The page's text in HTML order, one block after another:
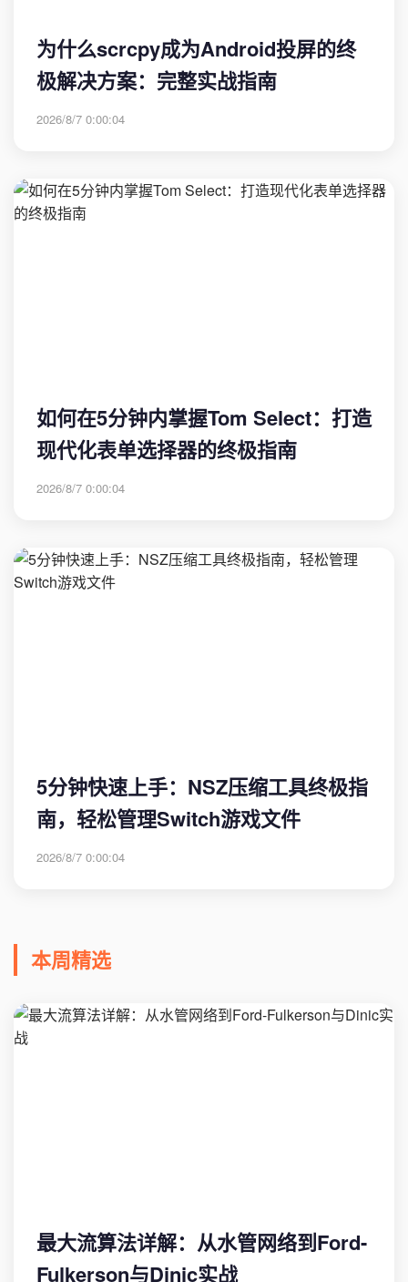
为什么scrcpy成为Android投屏的终
极解决方案：完整实战指南
2026/8/7 0:00:04
如何在5分钟内掌握Tom Select：打造
现代化表单选择器的终极指南
2026/8/7 0:00:04
5分钟快速上手：NSZ压缩工具终极指
南，轻松管理Switch游戏文件
2026/8/7 0:00:04
本周精选
最大流算法详解：从水管网络到Ford-
Fulkerson与Dinic实战